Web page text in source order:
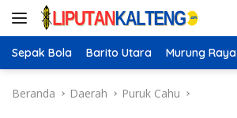
Langsung
Sepak Bola Barito Utara Murung Raya
Beranda Daerah Puruk Cahu